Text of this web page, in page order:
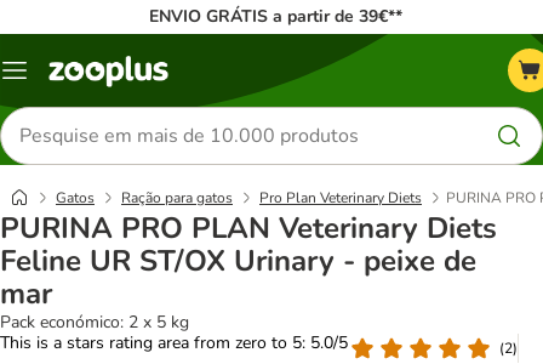
ENVIO GRÁTIS a partir de 39€**
Menu
Pesquisar
produtos
Gatos Ração para gatos Pro Plan Veterinary Diets PURINA PRO
PURINA PRO PLAN Veterinary Diets
Feline UR ST/OX Urinary - peixe de
mar
Pack económico: 2 x 5 kg
This is a stars rating area from zero to 5: 5.0/5
(2)